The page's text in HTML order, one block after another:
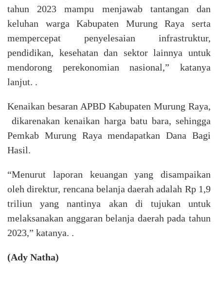
tahun 2023 mampu menjawab tantangan dan
keluhan warga Kabupaten Murung Raya serta
mempercepat penyelesaian infrastruktur,
pendidikan, kesehatan dan sektor lainnya untuk
mendorong perekonomian nasional,” katanya
lanjut. .
Kenaikan besaran APBD Kabupaten Murung Raya,
dikarenakan kenaikan harga batu bara, sehingga
Pemkab Murung Raya mendapatkan Dana Bagi
Hasil.
“Menurut laporan keuangan yang disampaikan
oleh direktur, rencana belanja daerah adalah Rp 1,9
triliun yang nantinya akan di tujukan untuk
melaksanakan anggaran belanja daerah pada tahun
2023,” katanya. .
(Ady Natha)